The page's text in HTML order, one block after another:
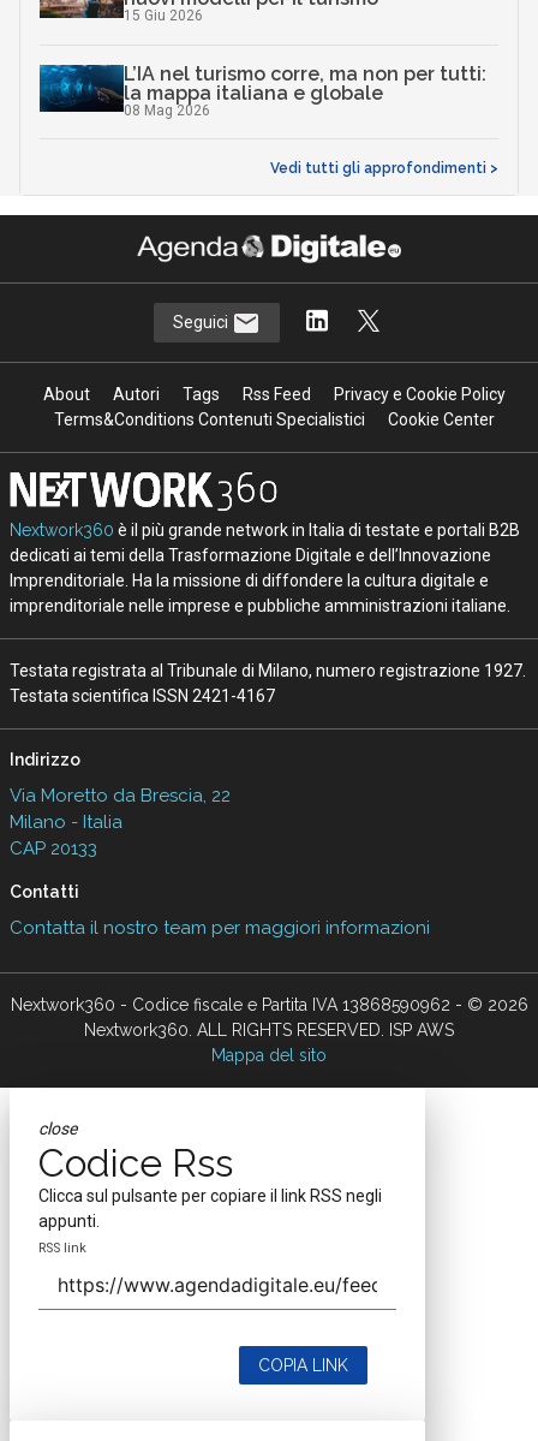
15 Giu 2026
L’IA nel turismo corre, ma non per tutti:
la mappa italiana e globale
08 Mag 2026
Vedi tutti gli approfondimenti >
Seguici
About Autori Tags Rss Feed
Privacy e Cookie Policy
Terms&Conditions Contenuti Specialistici
Cookie Center
Nextwork360 è il più grande network in Italia di testate e portali B2B
dedicati ai temi della Trasformazione Digitale e dell’Innovazione
Imprenditoriale. Ha la missione di diffondere la cultura digitale e
imprenditoriale nelle imprese e pubbliche amministrazioni italiane.
Testata registrata al Tribunale di Milano, numero registrazione 1927.
Testata scientifica ISSN 2421-4167
Indirizzo
Via Moretto da Brescia, 22
Milano - Italia
CAP 20133
Contatti
Contatta il nostro team per maggiori informazioni
Nextwork360 - Codice fiscale e Partita IVA 13868590962 - © 2026
Nextwork360. ALL RIGHTS RESERVED. ISP AWS
Mappa del sito
close
Codice Rss
Clicca sul pulsante per copiare il link RSS negli
appunti.
RSS link
COPIA LINK